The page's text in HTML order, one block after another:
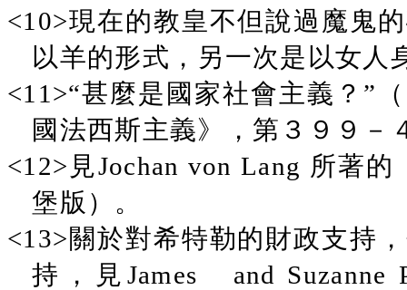
<10>現在的教皇不但說過魔鬼
以羊的形式，另一次是以女人
<11>“甚麼是國家社會主義？”
國法西斯主義》，第３９９－
<12>見Jochan von Lang 所著
堡版）。
<13>關於對希特勒的財政支持
持，見James and Suzanne